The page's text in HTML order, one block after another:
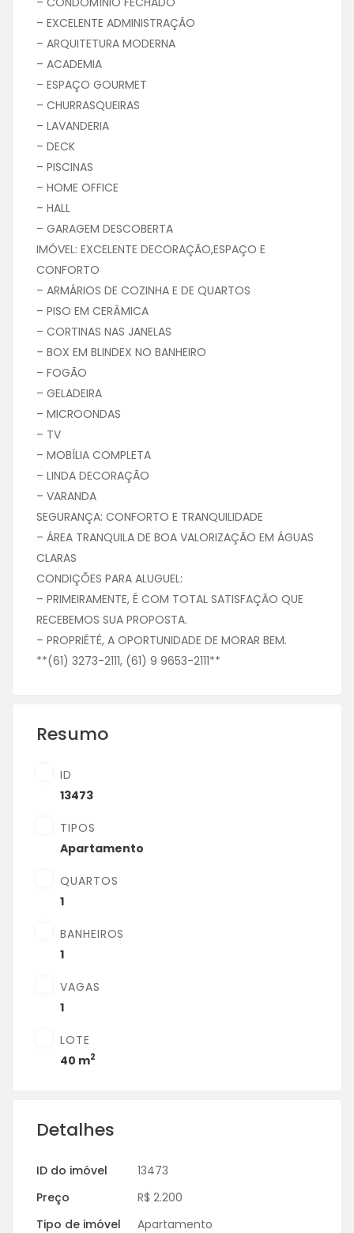
– EXCELENTE ADMINISTRAÇÃO
– ARQUITETURA MODERNA
– ACADEMIA
– ESPAÇO GOURMET
– CHURRASQUEIRAS
– LAVANDERIA
– DECK
– PISCINAS
– HOME OFFICE
– HALL
– GARAGEM DESCOBERTA
IMÓVEL: EXCELENTE DECORAÇÃO,ESPAÇO E
CONFORTO
– ARMÁRIOS DE COZINHA E DE QUARTOS
– PISO EM CERÂMICA
– CORTINAS NAS JANELAS
– BOX EM BLINDEX NO BANHEIRO
– FOGÃO
– GELADEIRA
– MICROONDAS
– TV
– MOBÍLIA COMPLETA
– LINDA DECORAÇÃO
– VARANDA
SEGURANÇA: CONFORTO E TRANQUILIDADE
– ÁREA TRANQUILA DE BOA VALORIZAÇÃO EM ÁGUAS
CLARAS
CONDIÇÕES PARA ALUGUEL:
– PRIMEIRAMENTE, É COM TOTAL SATISFAÇÃO QUE
RECEBEMOS SUA PROPOSTA.
– PROPRIÉTÉ, A OPORTUNIDADE DE MORAR BEM.
**(61) 3273-2111, (61) 9 9653-2111**
Resumo
ID
13473
TIPOS
Apartamento
QUARTOS
1
BANHEIROS
1
VAGAS
1
LOTE
40 m2
Detalhes
ID do imóvel
13473
Preço
R$ 2.200
Tipo de imóvel
Apartamento